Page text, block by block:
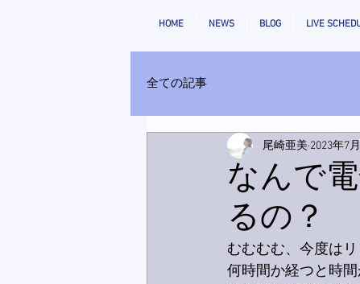
HOME NEWS BLOG LIVE
全ての記事
なんで
るの？
尾崎亜美 2023年7
むむむむ、今度は
何時間か経つと時